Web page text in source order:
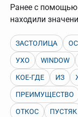
нужно будет
Для более
указывать
написать в
"Найти",
Пушкине, но не о
В сложных
неизвестные
слово "***м***ов",
Пишем в Reword
через пробел
кавычек).
"Лермонтов" и не
Ранее с помощью
находили
ЗАСТОЛИЦА
УХО WINDOW
КОЕ-ГДЕ ИЗ
ПРЕИМУЩЕСТВО
ОТКОС ПУСТЯК